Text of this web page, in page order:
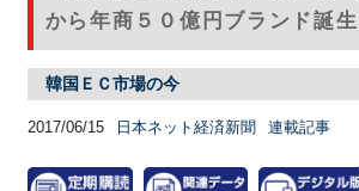
から年商５０億円ブランド誕生
韓国ＥＣ市場の今
2017/06/15 日本ネット経済新聞 連載記事